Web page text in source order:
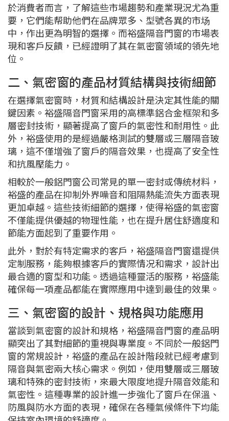
於消費者而言，了解這些市場趨勢和產業現況尤為重
要，它們能帮助他們在品牌眾多、型號各異的市场
中，作出更為明智的選擇。而裕盛隔音門窗的市場表
現和客戶反饋，已經證明了其在氣密窗領域的領先地
位。
二、氣密窗的產品材質結構與技術細節
在選擇氣密窗時，材質和結構設計是決定其性能的關
鍵因素。裕盛隔音門窗采用的高標準鋁合金框架和多
層密封技術，顯著提高了窗戶的氣密性和耐用性。此
外，裕盛使用的是經過嚴格測試的雙層或三層隔音玻
璃，這不僅增強了窗戶的隔音效果，也提高了安全性
和抗風壓能力。
相較於一般鋁門窗公司常見的單一密封或傳统材料，
裕盛的產品在抑制外界噪音和阻隔熱能流失方面表現
更加卓越。這些技術細節的選擇，使得裕盛的氣密窗
不僅能提供優越的物理性能，也在提升居住舒適度和
節能方面起到了重要作用。
此外，對於有特定需求的客戶，裕盛隔音門窗還提供
定制服務，能夠根據客戶的實際情况和需求，設計出
最合適的窗型和功能。透過這種靈活的服務，裕盛能
確保每一項產品都能在實際應用中達到最佳的效果。
三、氣密窗的設計、規格與功能應用
當談到氣密窗的設計和規格，裕盛隔音門窗的產品明
顯突出了其對細節的重視與專業度。不同於一般鋁門
窗的常規設計，裕盛的產品在設計階段就已經考慮到
隔音與氣密兩大核心需求。例如，使用雙層或三層玻
璃和特殊的密封技術，來最大限度地提升隔音效能和
氣密性。這種專業的設計進一步強化了窗戶在保溫、
防風與防水方面的表現，確保在各種氣候條件下均能